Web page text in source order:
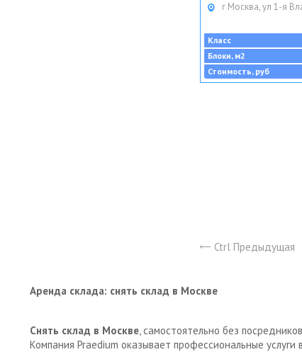
г Москва, ул 1-я
Класс
Блоки, м2
Стоимость, руб
Ctrl Предыдущая
Аренда склада: снять склад в Москве
Снять склад в Москве, самостоятельно без
Компания Praedium оказывает профессиональные